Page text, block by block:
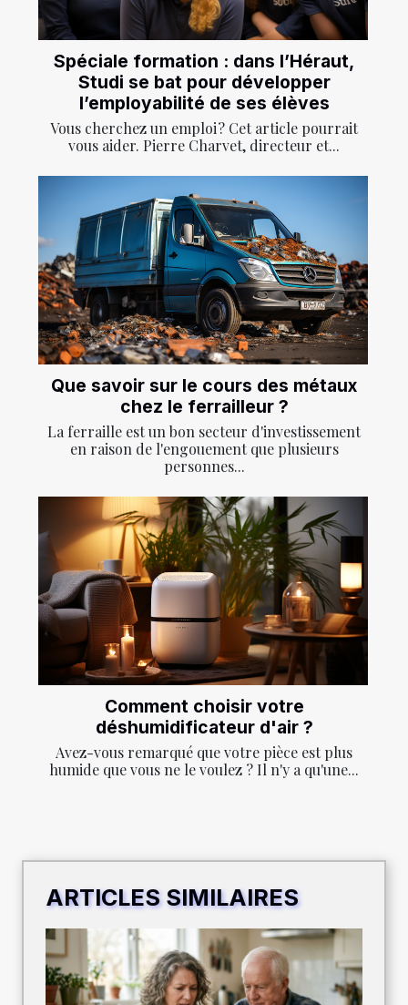
Spéciale formation : dans l’Héraut,
Studi se bat pour développer
l’employabilité de ses élèves
Vous cherchez un emploi ? Cet article pourrait
vous aider. Pierre Charvet, directeur et...
Que savoir sur le cours des métaux
chez le ferrailleur ?
La ferraille est un bon secteur d'investissement
en raison de l'engouement que plusieurs
personnes...
Comment choisir votre
déshumidificateur d'air ?
Avez-vous remarqué que votre pièce est plus
humide que vous ne le voulez ? Il n'y a qu'une...
ARTICLES SIMILAIRES